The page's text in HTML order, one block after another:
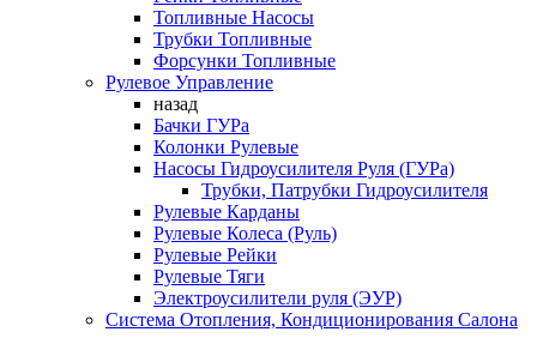
Топливные Насосы
Трубки Топливные
Форсунки Топливные
Рулевое Управление
назад
Бачки ГУРа
Колонки Рулевые
Насосы Гидроусилителя Руля (ГУРа)
Трубки, Патрубки Гидроусилителя
Рулевые Карданы
Рулевые Колеса (Руль)
Рулевые Рейки
Рулевые Тяги
Электроусилители руля (ЭУР)
Система Отопления, Кондиционирования Салона